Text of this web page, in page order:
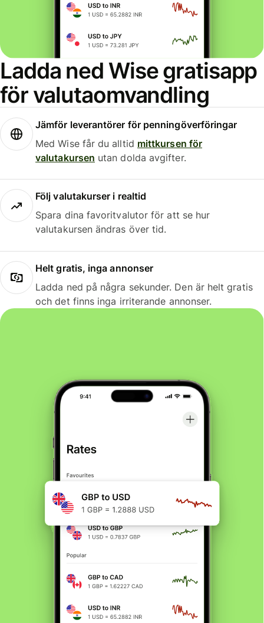
Ladda ned Wise gratisapp
för valutaomvandling
Jämför leverantörer för penningöverföringar
Med Wise får du alltid mittkursen för
valutakursen utan dolda avgifter.
Följ valutakurser i realtid
Spara dina favoritvalutor för att se hur
valutakursen ändras över tid.
Helt gratis, inga annonser
Ladda ned på några sekunder. Den är helt gratis
och det finns inga irriterande annonser.